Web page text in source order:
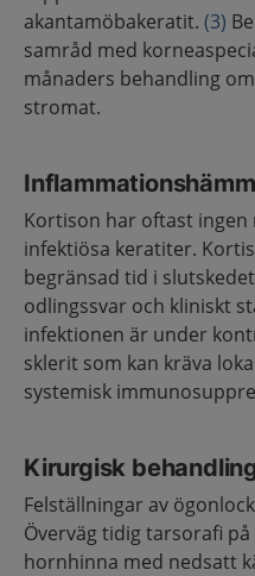
akantamöbakeratit. (3)
samråd med
månaders behandling
stromat.
Kortison har oftast
infektiösa keratiter.
begränsad tid i
odlingssvar och kliniskt
infektionen är under
sklerit som kan kräva
systemisk
Kirurgisk
Felställningar av
Överväg tidig tarsorafi
hornhinna med nedsatt